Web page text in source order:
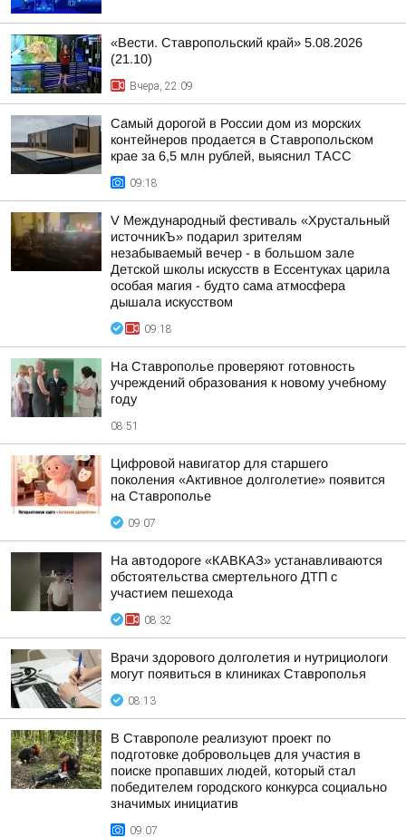
«Вести. Ставропольский край» 5.08.2026
(21.10)
Вчера, 22:09
Самый дорогой в России дом из морских
контейнеров продается в Ставропольском
крае за 6,5 млн рублей, выяснил ТАСС
09:18
V Международный фестиваль «Хрустальный
источникЪ» подарил зрителям
незабываемый вечер - в большом зале
Детской школы искусств в Ессентуках царила
особая магия - будто сама атмосфера
дышала искусством
09:18
На Ставрополье проверяют готовность
учреждений образования к новому учебному
году
08:51
Цифровой навигатор для старшего
поколения «Активное долголетие» появится
на Ставрополье
09:07
На автодороге «КАВКАЗ» устанавливаются
обстоятельства смертельного ДТП с
участием пешехода
08:32
Врачи здорового долголетия и нутрициологи
могут появиться в клиниках Ставрополья
08:13
В Ставрополе реализуют проект по
подготовке добровольцев для участия в
поиске пропавших людей, который стал
победителем городского конкурса социально
значимых инициатив
09:07